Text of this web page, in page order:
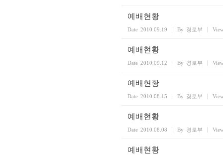
예배현황
Date 2010.09.19 By 경로부
예배현황
Date 2010.09.12 By 경로부
예배현황
Date 2010.08.15 By 경로부
예배현황
Date 2010.08.08 By 경로부
예배현황